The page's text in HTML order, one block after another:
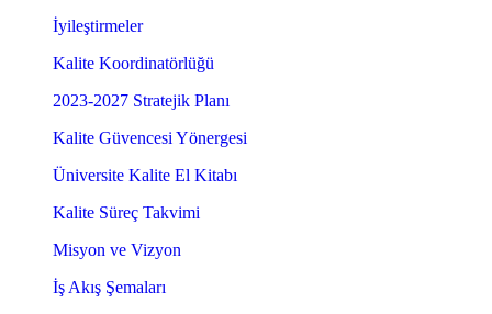
İyileştirmeler
Kalite Koordinatörlüğü
2023-2027 Stratejik Planı
Kalite Güvencesi Yönergesi
Üniversite Kalite El Kitabı
Kalite Süreç Takvimi
Misyon ve Vizyon
İş Akış Şemaları